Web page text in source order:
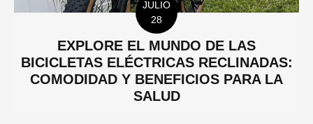
JULIO
28
EXPLORE EL MUNDO DE LAS
BICICLETAS ELÉCTRICAS RECLINADAS:
COMODIDAD Y BENEFICIOS PARA LA
SALUD